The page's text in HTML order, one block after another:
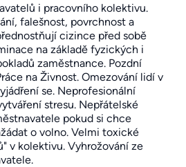
i pracovního kolektivu.
falešnost, povrchnost a
cizince před sobě
na základě fyzických i
zaměstnance. Pozdní
na Živnost. Omezování lidí v
se. Neprofesionální
stresu. Nepřátelské
pokud si chce
o volno. Velmi toxické
v kolektivu. Vyhrožování ze